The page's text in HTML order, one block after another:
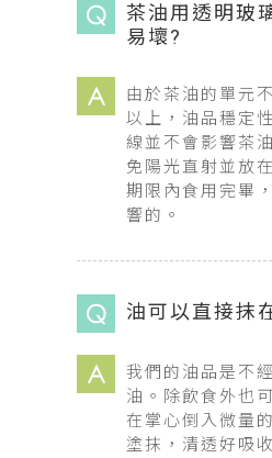
茶油用透明玻
易壞?
由於茶油的單元
以上，油品穩定
線並不會影響茶
免陽光直射並放
期限內食用完畢
響的。
油可以直接抹
我們的油品是不
油。除飲食外也
在掌心倒入微量
塗抹，清透好吸